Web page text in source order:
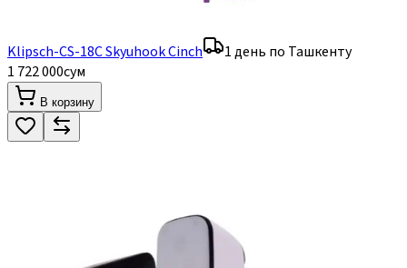
Klipsch-CS-18C Skyuhook Cinch
1 день по Ташкенту
1 722 000сум
В корзину